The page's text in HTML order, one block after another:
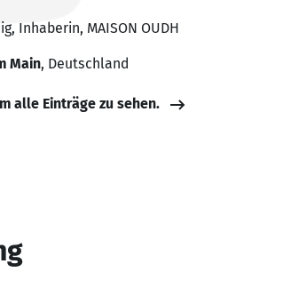
Inhaberin, MAISON OUDH
Main, Deutschland
alle Einträge zu sehen.